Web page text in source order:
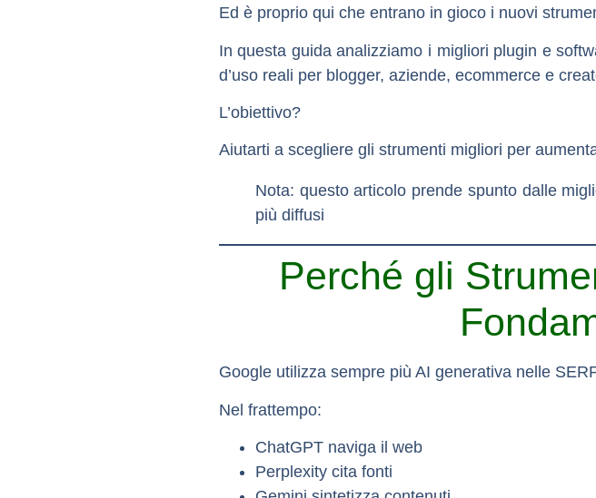
Ed è proprio qui che entrano in gioco i nuovi
In questa guida analizziamo i migliori plugin e
d’uso reali per blogger, aziende, ecommerce e
L’obiettivo?
Aiutarti a scegliere gli strumenti migliori per
Nota: questo articolo prende spunto dalle
più diffusi
Perché gli
Google utilizza sempre più AI generativa nelle
Nel frattempo:
ChatGPT naviga il web
Perplexity cita fonti